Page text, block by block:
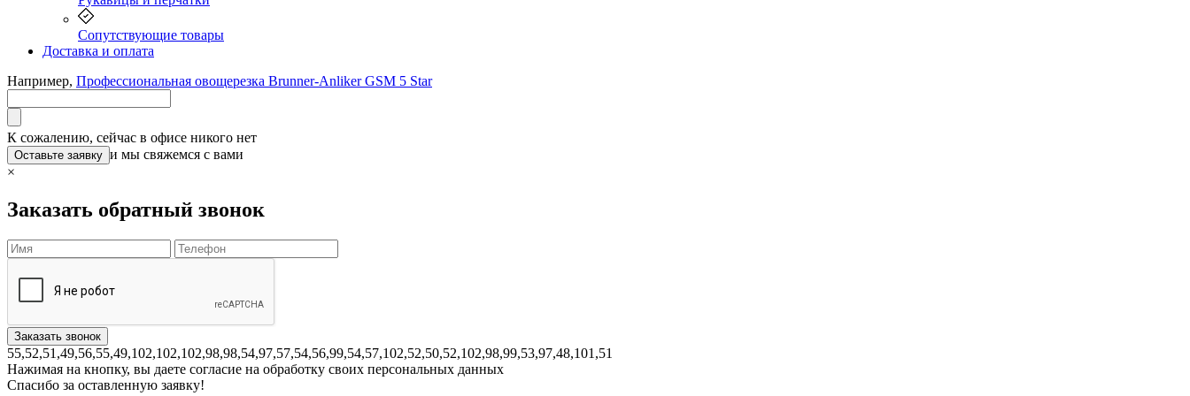
Сопутствующие товары
Доставка и оплата
Например, Профессиональная овощерезка Brunner-Anliker GSM 5 Star
К сожалению, сейчас в офисе никого нет
Оставьте заявку и мы свяжемся с вами
×
Заказать обратный звонок
55,52,51,49,56,55,49,102,102,102,98,98,54,97,57,54,56,99,54,57,102,52,50,52,102,98,99,53,97,48,101,51
Нажимая на кнопку, вы даете согласие на обработку своих персональных данных
Спасибо за оставленную заявку!